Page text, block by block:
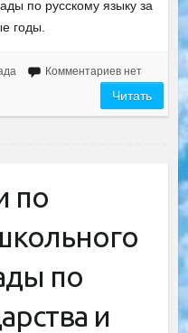
по русскому языку за
годы.
Комментариев нет
Читать
по
по
и